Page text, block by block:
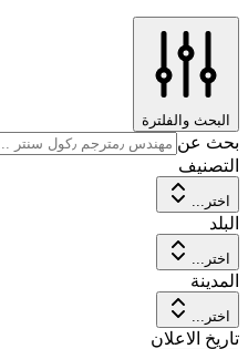
البحث والفلترة
بحث عن
التصنيف
اختر...
البلد
اختر...
المدينة
اختر...
تاريخ الاعلان